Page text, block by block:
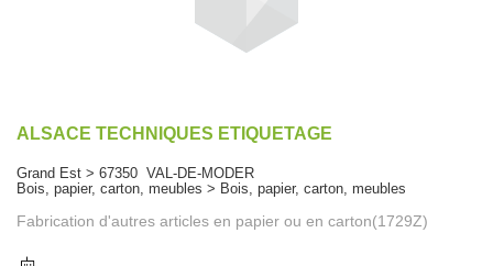
ALSACE TECHNIQUES ETIQUETAGE
Grand Est > 67350 VAL-DE-MODER
Bois, papier, carton, meubles > Bois, papier, carton, meubles
Fabrication d'autres articles en papier ou en carton(1729Z)